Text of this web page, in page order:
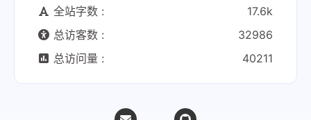
全站字数 :
17.6k
总访客数 :
32986
总访问量 :
40211